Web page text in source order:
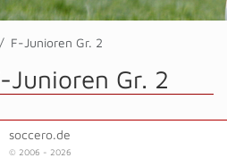
F-Junioren Gr. 2
Junioren Gr. 2
soccero.de
© 2006 - 2026